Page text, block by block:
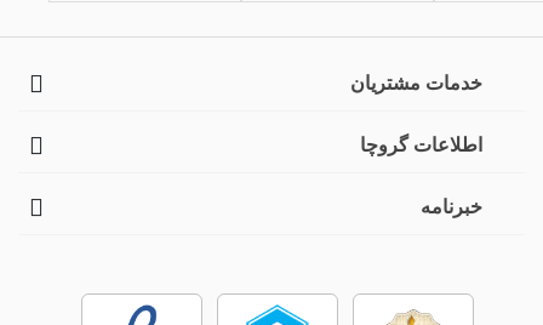
خدمات مشتریان
اطلاعات گروچا
خبرنامه